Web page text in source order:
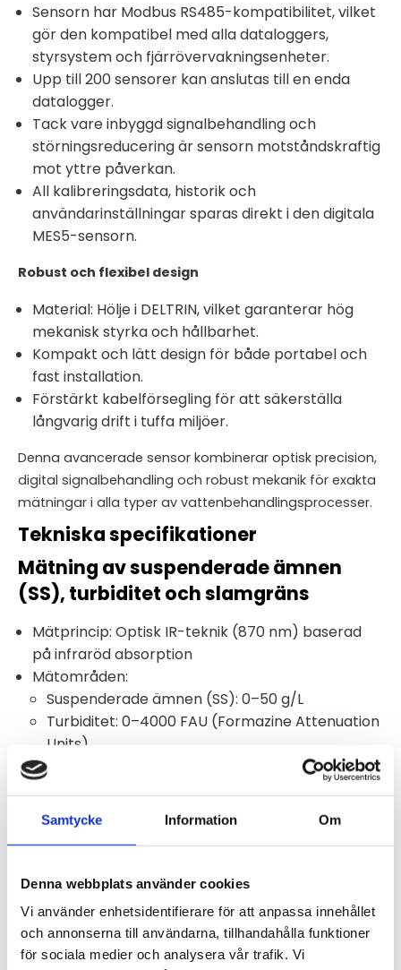
Samtycke Information Om
Denna webbplats använder cookies
Vi använder enhetsidentifierare för att anpassa innehållet
och annonserna till användarna, tillhandahålla funktioner
för sociala medier och analysera vår trafik. Vi
Sensorn har Modbus RS485-kompatibilitet, vilket
gör den kompatibel med alla dataloggers,
styrsystem och fjärrövervakningsenheter.
Upp till 200 sensorer kan anslutas till en enda
datalogger.
Tack vare inbyggd signalbehandling och
störningsreducering är sensorn motståndskraftig
mot yttre påverkan.
All kalibreringsdata, historik och
användarinställningar sparas direkt i den digitala
MES5-sensorn.
Robust och flexibel design
Material: Hölje i DELTRIN, vilket garanterar hög
mekanisk styrka och hållbarhet.
Kompakt och lätt design för både portabel och
fast installation.
Förstärkt kabelförsegling för att säkerställa
långvarig drift i tuffa miljöer.
Denna avancerade sensor kombinerar optisk precision,
digital signalbehandling och robust mekanik för exakta
mätningar i alla typer av vattenbehandlingsprocesser.
Tekniska specifikationer
Mätning av suspenderade ämnen
(SS), turbiditet och slamgräns
Mätprincip: Optisk IR-teknik (870 nm) baserad
på infraröd absorption
Mätområden:
Suspenderade ämnen (SS): 0–50 g/L
Turbiditet: 0–4000 FAU (Formazine Attenuation
Units)
Slamgränsdetektering: 0–100 %
SS: 0,01 g/L
Turbiditet: 0,01–1 FAU
Noggrannhet:
Turbiditet: ±5 % (vid 200–4000 FAU)
Slamgräns: ±2 %